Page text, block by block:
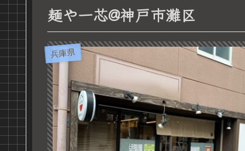
麺や一芯@神戸市灘区
兵庫県